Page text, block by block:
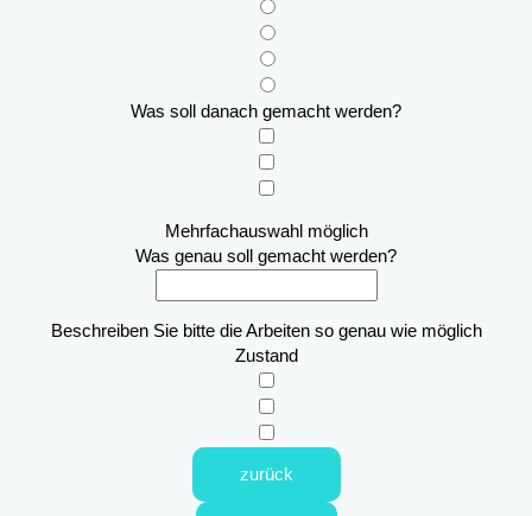
Was soll danach gemacht werden?
Mehrfachauswahl möglich
Was genau soll gemacht werden?
Beschreiben Sie bitte die Arbeiten so genau wie möglich
Zustand
zurück